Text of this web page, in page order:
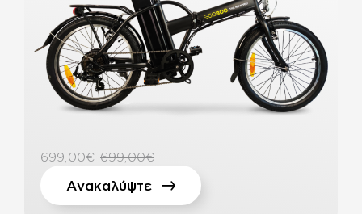
Ανακαλύψτε
699,00€ 699,00€